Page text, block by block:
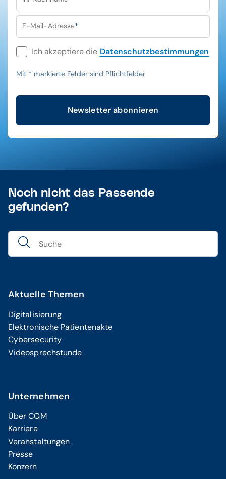
E-Mail-Adresse*
Ich akzeptiere die Datenschutzbestimmungen
Mit * markierte Felder sind Pflichtfelder
Newsletter abonnieren
Noch nicht das Passende
gefunden?
Aktuelle Themen
Digitalisierung
Elektronische Patientenakte
Cybersecurity
Videosprechstunde
Unternehmen
Über CGM
Karriere
Veranstaltungen
Presse
Konzern